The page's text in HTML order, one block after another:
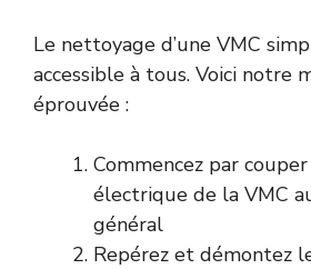
Le nettoyage d’une VMC
accessible à tous. Voici notre
éprouvée :
Commencez par
électrique de la VMC
général
Repérez et démontez